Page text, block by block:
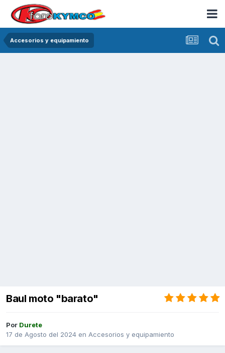
Accesorios y equipamiento
Baul moto "barato"
Por Durete
17 de Agosto del 2024 en Accesorios y equipamiento